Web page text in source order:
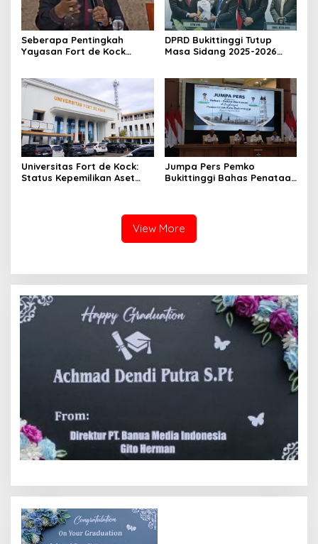
Seberapa Pentingkah
Yayasan Fort de Kock
Jam Gadang?
DPRD Bukittinggi Tutup
Masa Sidang 2025-2026
Beri Apresiasi
Universitas Fort de Kock:
Status Kepemilikan Aset
Nomor 2108/K/Pdt/2022
Jumpa Pers Pemko
Bukittinggi Bahas Penataan
View More